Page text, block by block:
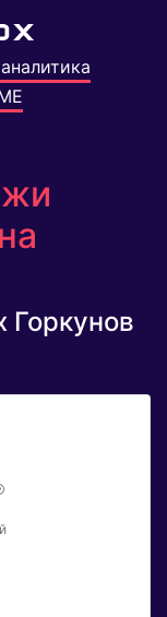
Горкунов